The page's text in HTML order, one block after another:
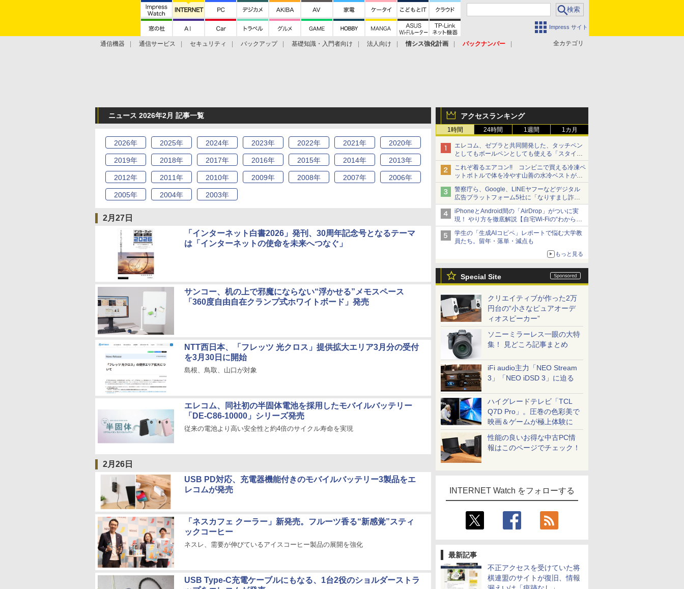
Impress サイト
全カテゴリ
通信機器 通信サービス セキュリティ バックアップ 基礎知識・入門者向け 法人向け 情シス強化計画
バックナンバー
アクセスランキング
1時間 24時間 1週間 1カ月
エレコム、ゼブラと共同開発した、タッチペン
としてもボールペンとしても使える「スタイラ
スツーウェイ」発売 iPadにも紙にも、持ち替
えずに書き込める
これぞ着るエアコン!! コンビニで買える冷凍ペ
ットボトルで体を冷やす山善の水冷ベストがロ
ードバイクにちょうどいい【ぼっち・ざ・ろー
ど！その14】【空いた時間でなにしてる？】
警察庁ら、Google、LINEヤフーなどデジタル
広告プラットフォーム5社に「なりすまし詐欺
広告」対策強化を要請 著名人の写真や映像を
使った投資詐欺などへの対策として
iPhoneとAndroid間の「AirDrop」がついに実
現！ やり方を徹底解説【自宅Wi-Fiの“わからな
い”をスッキリ！】
学生の「生成AIコピペ」レポートで悩む大学教
員たち。留年・落単・減点も
もっと見る
Special Site
クリエイティブが作った2万
円台の“小さなピュアオーデ
ィオスピーカー”
ソニーミラーレス一眼の大特
集！ 見どころ記事まとめ
iFi audio主力「NEO Stream
3」「NEO iDSD 3」に迫る
ハイグレードテレビ「TCL
Q7D Pro」。圧巻の色彩美で
映画＆ゲームが極上体験に
性能の良いお得な中古PC情
報はこのページでチェック！
INTERNET Watch をフォローする
最新記事
不正アクセスを受けていた将
棋連盟のサイトが復旧、情報
ニュース 2026年2月 記事一覧
2026年 2025年 2024年 2023年 2022年 2021年 2020年
2019年 2018年 2017年 2016年 2015年 2014年 2013年
2012年 2011年 2010年 2009年 2008年 2007年 2006年
2005年 2004年 2003年
2月27日
「インターネット白書2026」発刊、30周年記念号となるテーマ
は「インターネットの使命を未来へつなぐ」
サンコー、机の上で邪魔にならない“浮かせる”メモスペース
「360度自由自在クランプ式ホワイトボード」発売
NTT西日本、「フレッツ 光クロス」提供拡大エリア3月分の受付
を3月30日に開始
島根、鳥取、山口が対象
エレコム、同社初の半固体電池を採用したモバイルバッテリー
「DE-C86-10000」シリーズ発売
従来の電池より高い安全性と約4倍のサイクル寿命を実現
2月26日
USB PD対応、充電器機能付きのモバイルバッテリー3製品をエ
レコムが発売
「ネスカフェ クーラー」新発売。フルーツ香る“新感覚”スティ
ックコーヒー
ネスレ、需要が伸びているアイスコーヒー製品の展開を強化
USB Type-C充電ケーブルにもなる、1台2役のショルダーストラ